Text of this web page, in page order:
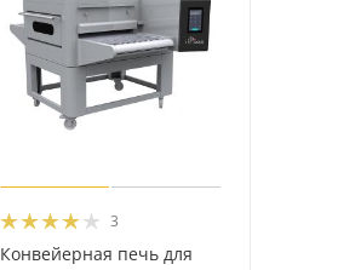
3
Конвейерная печь для